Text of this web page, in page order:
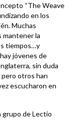
“The Weave
en los
Muchas
mantener la
tiempos…y
jóvenes de
sin duda
otros han
escucharon en
grupo de Lectio